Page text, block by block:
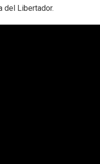
del Libertador.